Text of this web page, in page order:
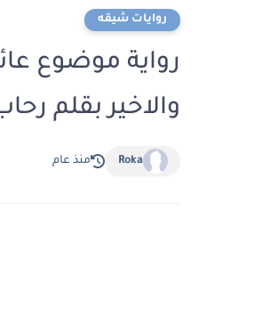
روايات شيقه
والاخير بقلم
Roka منذ عام